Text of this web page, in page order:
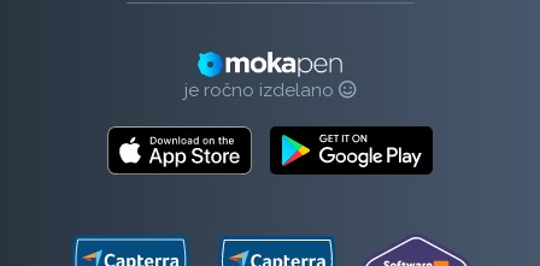
je ročno izdelano